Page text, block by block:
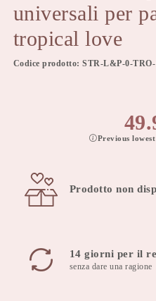
universali per
tropical love
Codice prodotto: STR-L&P-0-TRO-
Previous
Prodotto non
14 giorni per il
senza dare una ragione